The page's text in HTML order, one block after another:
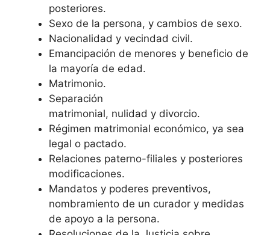
posteriores.
Sexo de la persona, y cambios de sexo.
Nacionalidad y vecindad civil.
Emancipación de menores y beneficio de
la mayoría de edad.
Matrimonio.
Separación
matrimonial, nulidad y divorcio.
Régimen matrimonial económico, ya sea
legal o pactado.
Relaciones paterno-filiales y posteriores
modificaciones.
Mandatos y poderes preventivos,
nombramiento de un curador y medidas
de apoyo a la persona.